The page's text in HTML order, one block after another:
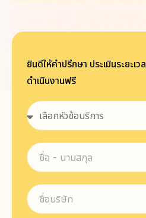
ยินดีให้คำปรึกษา ประเมินระยะเ
ดำเนินงานฟรี